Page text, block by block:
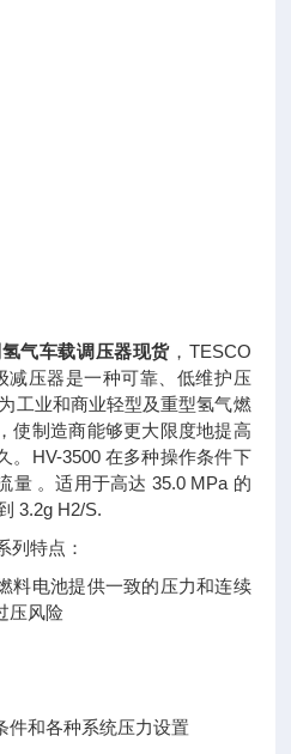
气车载调压器现货，TESCO
减压器是一种可靠、低维护压
工业和商业轻型及重型氢气燃
使制造商能够更大限度地提高
。HV-3500 在多种操作条件下
量 。适用于高达 35.0 MPa 的
3.2g H2/S.
列特点：
料电池提供一致的压力和连续
压风险
件和各种系统压力设置